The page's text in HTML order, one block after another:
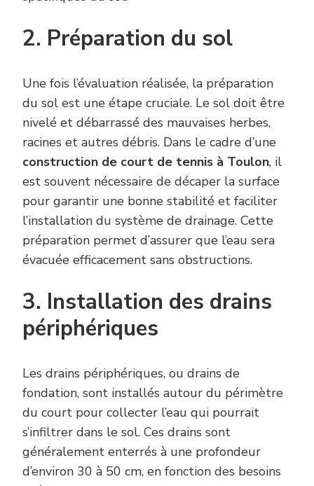
2. Préparation du sol
Une fois l’évaluation réalisée, la préparation
du sol est une étape cruciale. Le sol doit être
nivelé et débarrassé des mauvaises herbes,
racines et autres débris. Dans le cadre d’une
construction de court de tennis à Toulon, il
est souvent nécessaire de décaper la surface
pour garantir une bonne stabilité et faciliter
l’installation du système de drainage. Cette
préparation permet d’assurer que l’eau sera
évacuée efficacement sans obstructions.
3. Installation des drains
périphériques
Les drains périphériques, ou drains de
fondation, sont installés autour du périmètre
du court pour collecter l’eau qui pourrait
s’infiltrer dans le sol. Ces drains sont
généralement enterrés à une profondeur
d’environ 30 à 50 cm, en fonction des besoins